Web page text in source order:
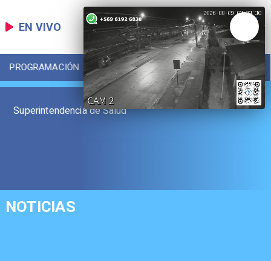
EN VIVO
PROGRAMACIÓN LOCAL DEPORTES
Superintendencia de Salud
NOTICIAS